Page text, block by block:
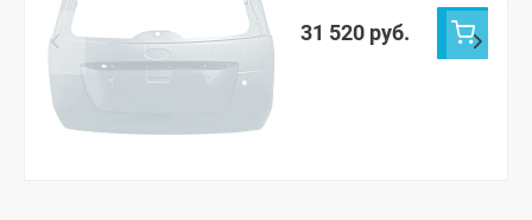
(Кристалл 281)
31 520 руб.